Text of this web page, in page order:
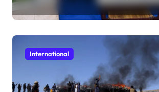
International